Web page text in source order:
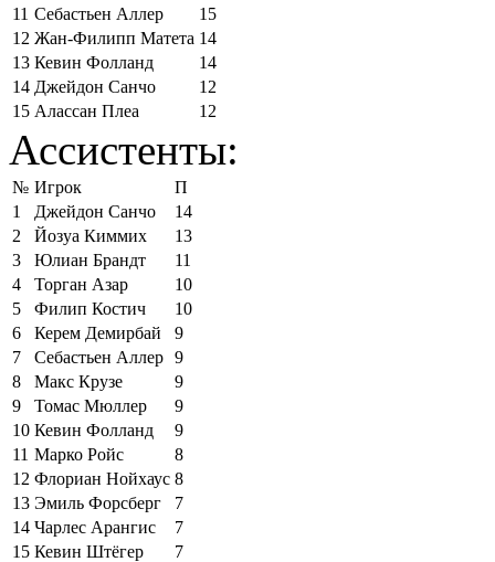
11 Себастьен Аллер
15
12 Жан-Филипп Матета 14
13 Кевин Фолланд
14
14 Джейдон Санчо
12
15 Алассан Плеа 12
Ассистенты:
№ Игрок
П
1
Джейдон Санчо
14
2
Йозуа Киммих
13
3
Юлиан Брандт
11
4
Торган Азар
10
5
Филип Костич
10
6
Керем Демирбай
9
7
Себастьен Аллер 9
8
Макс Крузе
9
9
Томас Мюллер
9
10 Кевин Фолланд
9
11 Марко Ройс
8
12 Флориан Нойхаус 8
13 Эмиль Форсберг
7
14 Чарлес Арангис
7
15 Кевин Штёгер 7